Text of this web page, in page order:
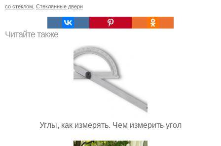
со стеклом Стеклянные двери
Читайте также
Углы, как измерять. Чем измерить угол